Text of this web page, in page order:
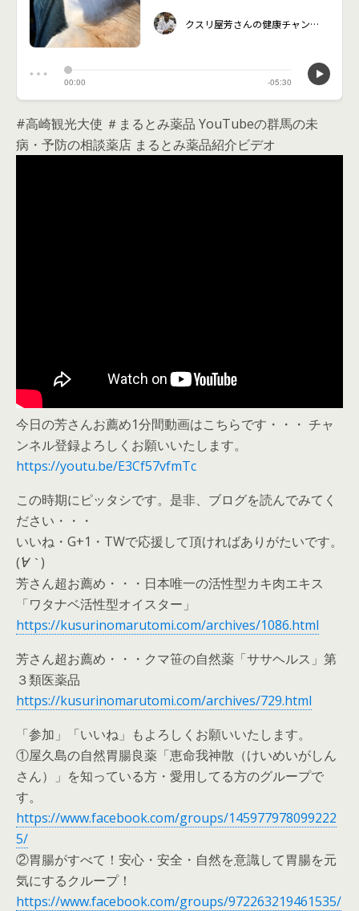
#高崎観光大使 ＃まるとみ薬品 YouTubeの群馬の未
病・予防の相談薬店 まるとみ薬品紹介ビデオ
今日の芳さんお薦め1分間動画はこちらです・・・ チャ
ンネル登録よろしくお願いいたします。
https://youtu.be/E3Cf57vfmTc
この時期にピッタシです。是非、ブログを読んでみてく
ださい・・・
いいね・G+1・TWで応援して頂ければありがたいです。
(´∀｀)
芳さん超お薦め・・・日本唯一の活性型カキ肉エキス
「ワタナベ活性型オイスター」
https://kusurinomarutomi.com/archives/1086.html
芳さん超お薦め・・・クマ笹の自然薬「ササヘルス」第
３類医薬品
https://kusurinomarutomi.com/archives/729.html
「参加」「いいね」もよろしくお願いいたします。
①屋久島の自然胃腸良薬「恵命我神散（けいめいがしん
さん）」を知っている方・愛用してる方のグループで
す。
https://www.facebook.com/groups/145977978099222
5/
②胃腸がすべて！安心・安全・自然を意識して胃腸を元
気にするクループ！
https://www.facebook.com/groups/972263219461535/